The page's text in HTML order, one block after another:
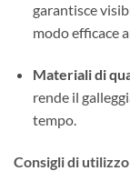
garantisce
modo efficace
Materiali di
rende il
tempo.
Consigli di utilizzo